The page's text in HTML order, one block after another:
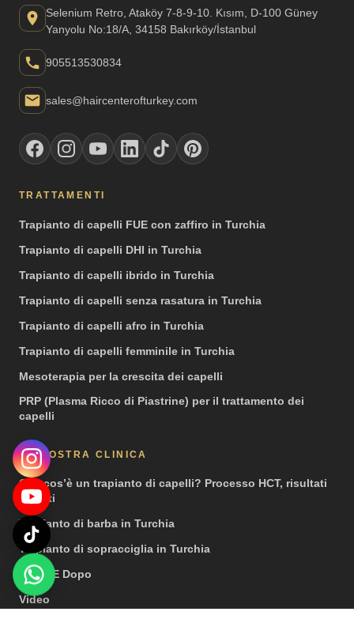
Selenium Retro, Ataköy 7-8-9-10. Kısım, D-100 Güney
Yanyolu No:18/A, 34158 Bakırköy/İstanbul
905513530834
sales@haircenterofturkey.com
TRATTAMENTI
Trapianto di capelli FUE con zaffiro in Turchia
Trapianto di capelli DHI in Turchia
Trapianto di capelli ibrido in Turchia
Trapianto di capelli senza rasatura in Turchia
Trapianto di capelli afro in Turchia
Trapianto di capelli femminile in Turchia
Mesoterapia per la crescita dei capelli
PRP (Plasma Ricco di Piastrine) per il trattamento dei
capelli
LA NOSTRA CLINICA
Che cos’è un trapianto di capelli? Processo HCT, risultati
e costi
Trapianto di barba in Turchia
Trapianto di sopracciglia in Turchia
Prima E Dopo
Video